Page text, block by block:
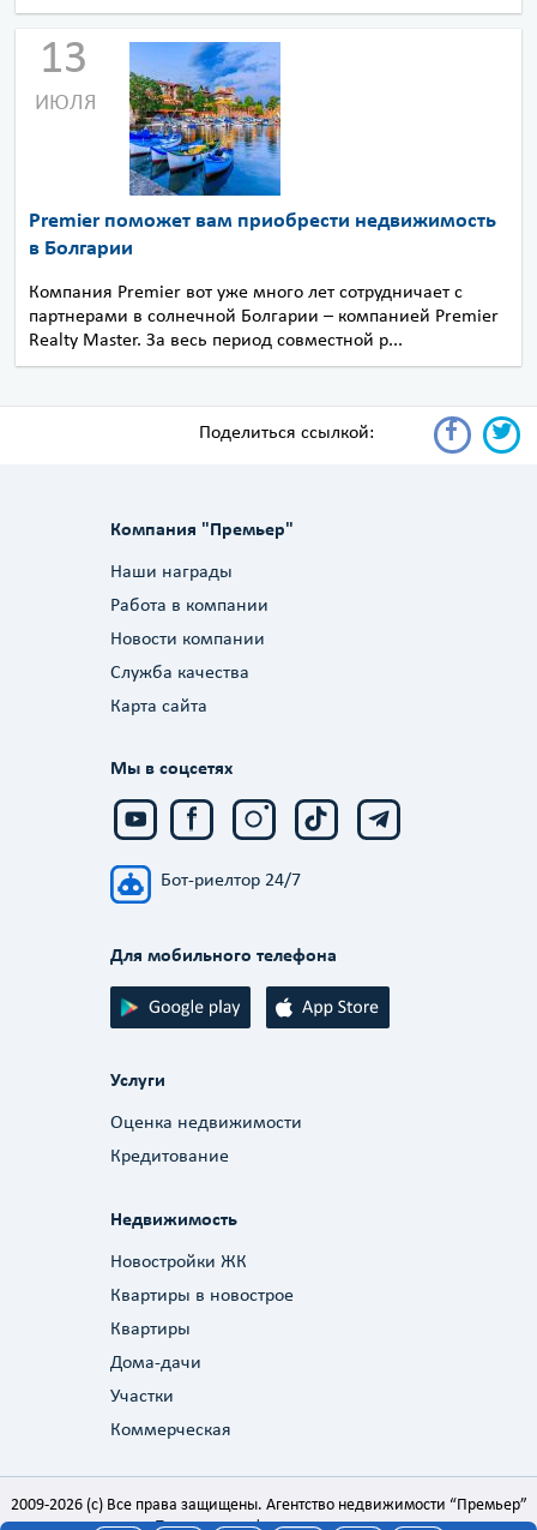
13
ИЮЛЯ
Premier поможет вам приобрести недвижимость
в Болгарии
Компания Premier вот уже много лет сотрудничает с
партнерами в солнечной Болгарии – компанией Premier
Realty Master. За весь период совместной р...
Поделиться ссылкой:
Компания "Премьер"
Наши награды
Работа в компании
Новости компании
Служба качества
Карта сайта
Мы в соцсетях
Бот-риелтор 24/7
Для мобильного телефона
Услуги
Оценка недвижимости
Кредитование
Недвижимость
Новостройки ЖК
Квартиры в новострое
Квартиры
Дома-дачи
Участки
Коммерческая
2009-2026 (c) Все права защищены. Агентство недвижимости “Премьер”